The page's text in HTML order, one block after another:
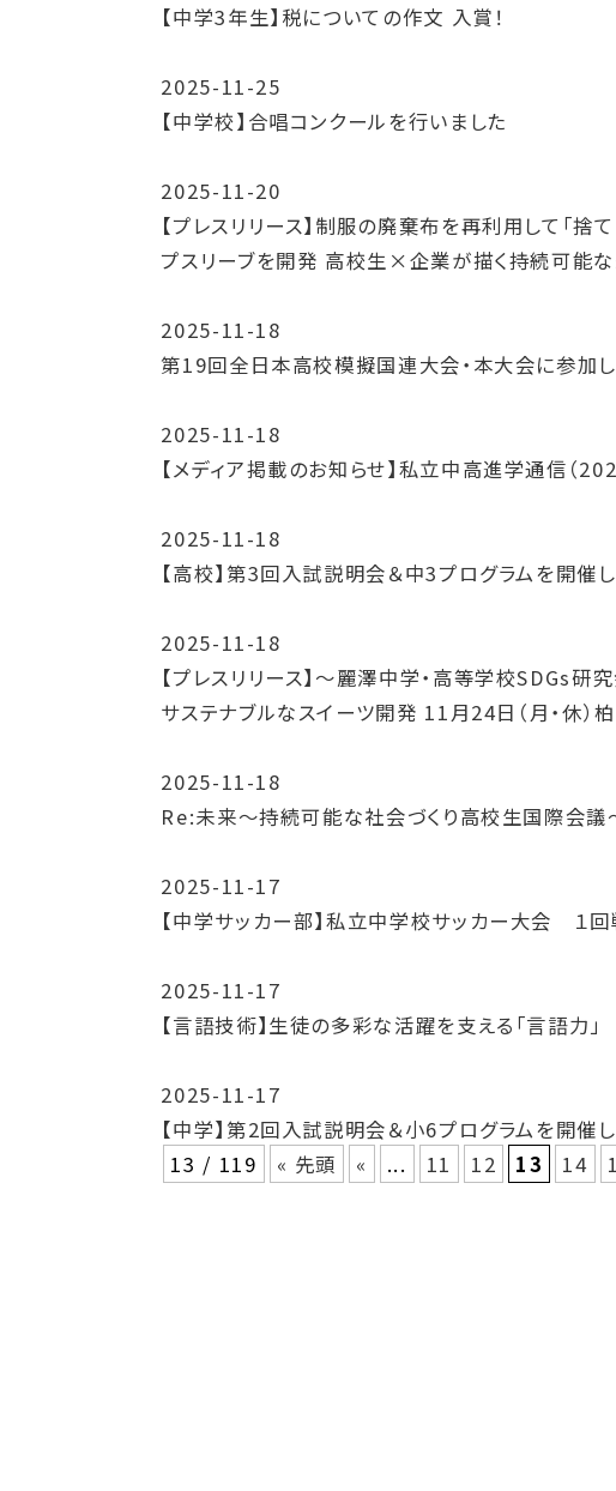
【中学3年生】税についての作文 入賞！
2025-11-25
【中学校】合唱コンクールを行いました
2025-11-20
【プレスリリース】制服の廃棄布を再利用して「捨
プスリーブを開発 高校生×企業が描く持続可能
2025-11-18
第19回全日本高校模擬国連大会・本大会に参加
2025-11-18
【メディア掲載のお知らせ】私立中高進学通信（
2025-11-18
【高校】第3回入試説明会＆中3プログラムを開催
2025-11-18
【プレスリリース】～麗澤中学・高等学校
サステナブルなスイーツ開発 11月24日（月・休）
2025-11-18
Re:未来〜持続可能な社会づくり高校生国際会議
2025-11-17
【中学サッカー部】私立中学校サッカー大会 １回
2025-11-17
【言語技術】生徒の多彩な活躍を支える「言語
2025-11-17
【中学】第2回入試説明会＆小6プログラムを開催
13 / 119
« 先頭 « ... 11 12 13 14